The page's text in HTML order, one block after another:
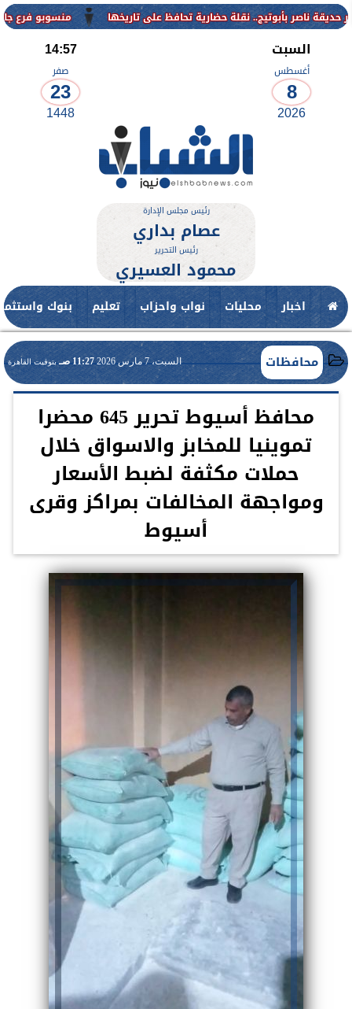
منسوبو فرع جامعة الأزهر للوجه
السبت
أغسطس
8
2026
14:57
صفر
23
1448
رئيس مجلس الإدارة
عصام بداري
رئيس التحرير
محمود العسيري
اخبار محليات نواب واحزاب تعليم بنوك
محافظات السبت، 7 مارس 2026 11:27 صـ بتوقيت القاهرة
محافظ أسيوط تحرير 645 محضرا
تموينيا للمخابز والاسواق خلال
حملات مكثفة لضبط الأسعار
ومواجهة المخالفات بمراكز وقرى
أسيوط